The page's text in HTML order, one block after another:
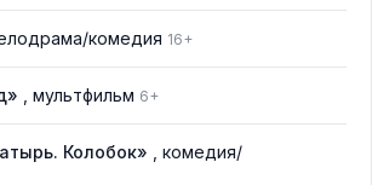
комедия 16+
, мультфильм 6+
Колобок»
, комедия/